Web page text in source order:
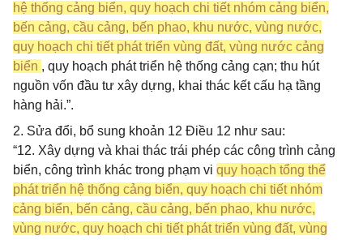
hệ thống cảng biển, quy hoạch chi tiết nhóm cảng biển,
bến cảng, cầu cảng, bến phao, khu nước, vùng nước,
quy hoạch chi tiết phát triển vùng đất, vùng nước cảng
biển , quy hoạch phát triển hệ thống cảng cạn; thu hút
nguồn vốn đầu tư xây dựng, khai thác kết cấu hạ tầng
hàng hải.”.
2. Sửa đổi, bổ sung khoản 12 Điều 12 như sau:
“12. Xây dựng và khai thác trái phép các công trình cảng
biển, công trình khác trong phạm vi quy hoạch tổng thể
phát triển hệ thống cảng biển, quy hoạch chi tiết nhóm
cảng biển, bến cảng, cầu cảng, bến phao, khu nước,
vùng nước, quy hoạch chi tiết phát triển vùng đất, vùng